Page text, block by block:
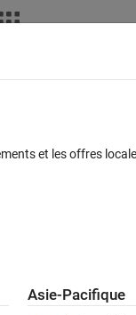
et les offres
Asie-Pacifique